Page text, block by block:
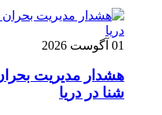
01 آگوست 2026
هشدار مدیریت
شنا در دریا